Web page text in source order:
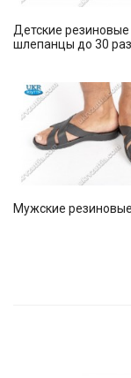
Детские резиновые
шлепанцы до 30
Мужские